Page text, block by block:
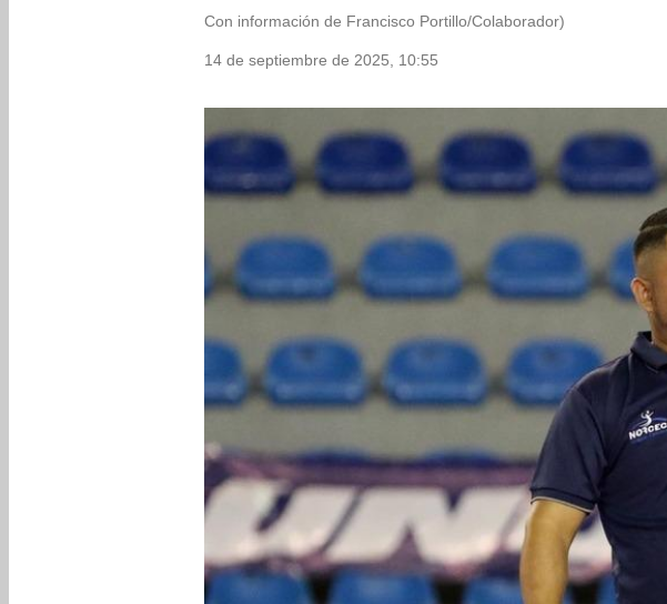
Con información de Francisco Portillo/Colaborador)
14 de septiembre de 2025, 10:55